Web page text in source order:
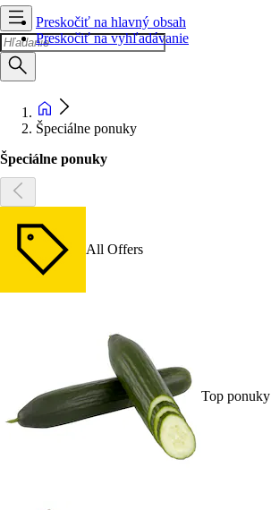
Preskočiť na hlavný obsah
Preskočiť na vyhľadávanie
Špeciálne ponuky
Špeciálne ponuky
All Offers
Top ponuky